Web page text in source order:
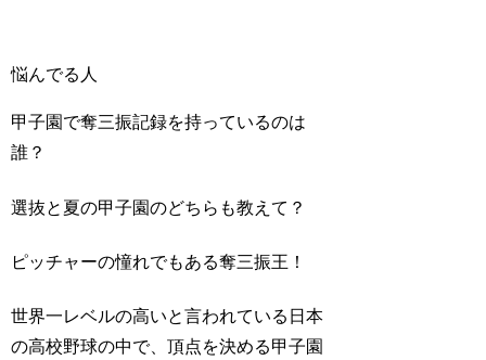
悩んでる人
甲子園で奪三振記録を持っているのは
誰？
選抜と夏の甲子園のどちらも教えて？
ピッチャーの憧れでもある奪三振王！
世界一レベルの高いと言われている日本
の高校野球の中で、頂点を決める甲子園